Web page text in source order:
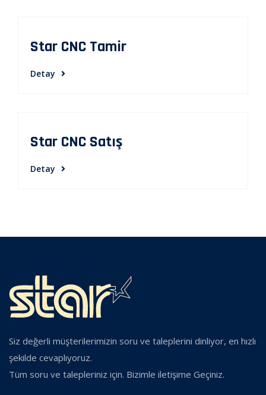
Star CNC Tamir
Detay
Star CNC Satış
Detay
Siz değerli müşterilerimizin soru ve taleplerini dinliyor, en hızlı
şekilde cevaplıyoruz.
Tüm soru ve talepleriniz için. Bizimle iletişime Geçiniz.